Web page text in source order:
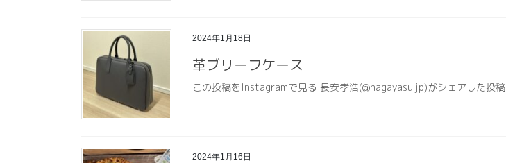
2024年1月18日
革ブリーフケース
この投稿をInstagramで見る 長安孝浩(@nagayasu.jp)がシェアした投稿
2024年1月16日